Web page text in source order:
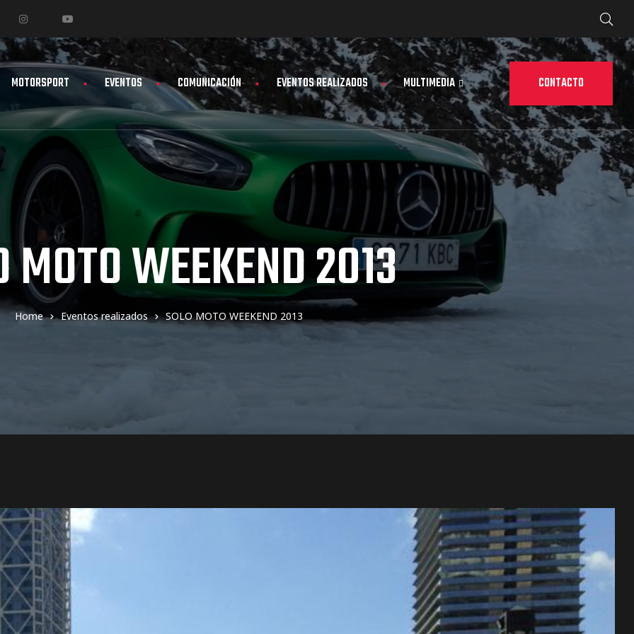
MOTORSPORT EVENTOS COMUNICACIÓN EVENTOS REALIZADOS MULTIMEDIA CONTACTO
MOTO WEEKEND 2013
Home Eventos realizados SOLO MOTO WEEKEND 2013